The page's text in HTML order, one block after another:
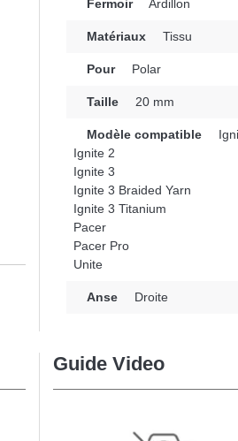
Fermoir Ardillon
Matériaux Tissu
Pour Polar
Taille 20 mm
Modèle compatible
Ignite 2
Ignite 3
Ignite 3 Braided Yarn
Ignite 3 Titanium
Pacer
Pacer Pro
Unite
Anse Droite
Guide Video